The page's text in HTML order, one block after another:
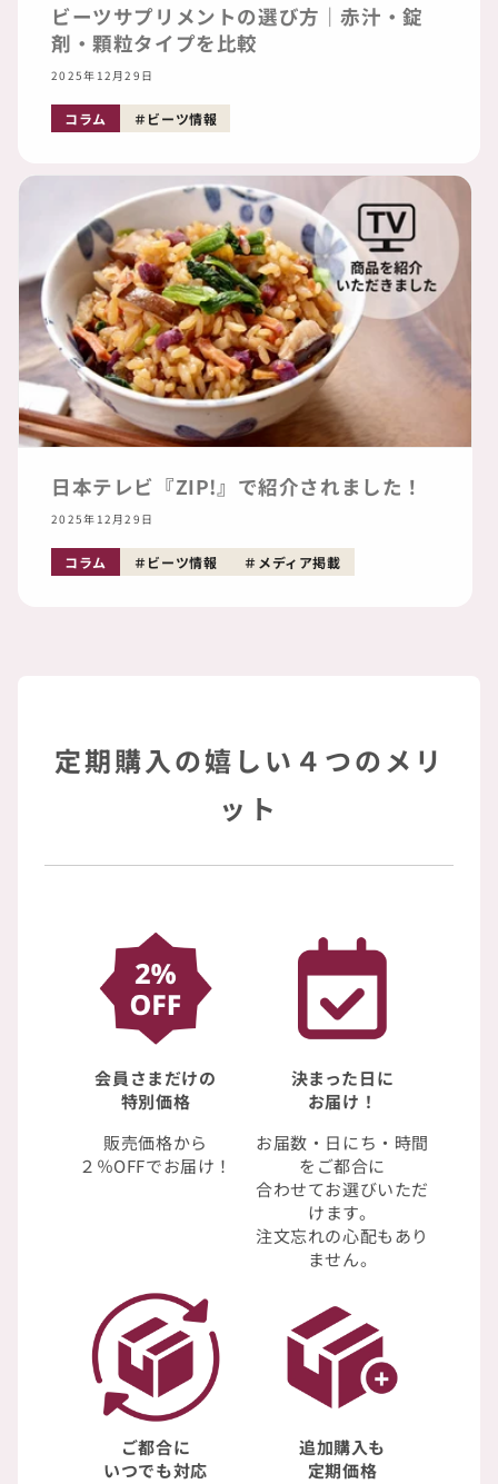
ビーツサプリメントの選び方｜赤汁・錠
剤・顆粒タイプを比較
2025年12月29日
コラム ビーツ情報
日本テレビ『ZIP!』で紹介されました！
2025年12月29日
コラム ビーツ情報 メディア掲載
定期購入の嬉しい４つのメリ
ット
会員さまだけの
特別価格
販売価格から
２％OFFでお届け！
決まった日に
お届け！
お届数・日にち・時間
をご都合に
合わせてお選びいただ
けます。
注文忘れの心配もあり
ません。
ご都合に
いつでも対応
追加購入も
定期価格